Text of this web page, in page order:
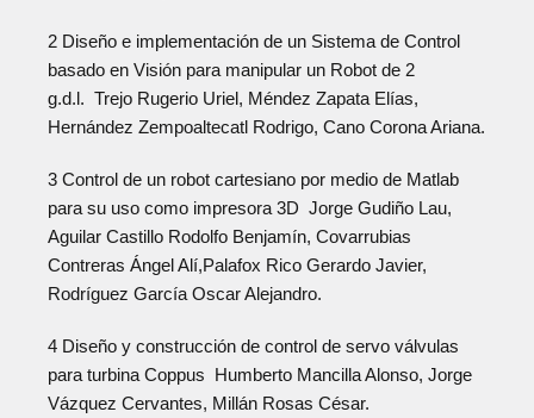
2 Diseño e implementación de un Sistema de Control
basado en Visión para manipular un Robot de 2
g.d.l. Trejo Rugerio Uriel, Méndez Zapata Elías,
Hernández Zempoaltecatl Rodrigo, Cano Corona Ariana.
3 Control de un robot cartesiano por medio de Matlab
para su uso como impresora 3D Jorge Gudiño Lau,
Aguilar Castillo Rodolfo Benjamín, Covarrubias
Contreras Ángel Alí,Palafox Rico Gerardo Javier,
Rodríguez García Oscar Alejandro.
4 Diseño y construcción de control de servo válvulas
para turbina Coppus Humberto Mancilla Alonso, Jorge
Vázquez Cervantes, Millán Rosas César.